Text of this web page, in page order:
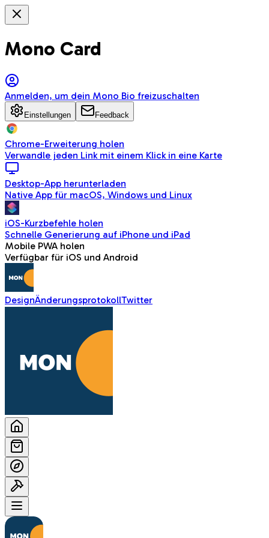
Mono Card
Anmelden, um dein Mono Bio freizuschalten
Einstellungen Feedback
Chrome-Erweiterung holen
Verwandle jeden Link mit einem Klick in eine Karte
Desktop-App herunterladen
Native App für macOS, Windows und Linux
iOS-Kurzbefehle holen
Schnelle Generierung auf iPhone und iPad
Mobile PWA holen
Verfügbar für iOS und Android
DesignÄnderungsprotokollTwitter